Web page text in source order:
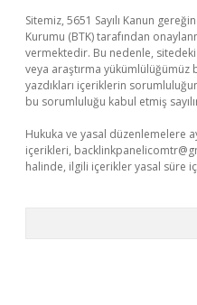
Sitemiz, 5651 Sayılı Kanun
Kurumu (BTK) tarafından
vermektedir. Bu nedenle,
veya araştırma yükümlülüğümüz
yazdıkları içeriklerin
bu sorumluluğu kabul etmiş
Hukuka ve yasal düzenlemelere
içerikleri,
halinde, ilgili içerikler yasal süre